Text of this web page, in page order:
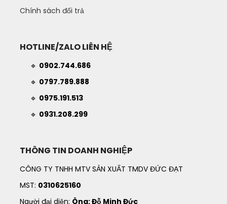
Chính sách đổi trả
HOTLINE/ZALO LIÊN HỆ
🔹 0902.744.686
🔹 0797.789.888
🔹 0975.191.513
🔹 0931.208.299
THÔNG TIN DOANH NGHIỆP
CÔNG TY TNHH MTV SẢN XUẤT TMDV ĐỨC ĐẠT
MST: 0310625160
Người đại diện: Ông: Đỗ Minh Đức